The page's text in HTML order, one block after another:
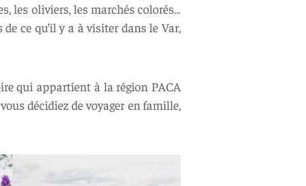
les oliviers, les marchés colorés…
ce qu’il y a à visiter dans le Var,
qui appartient à la région PACA
décidiez de voyager en famille,